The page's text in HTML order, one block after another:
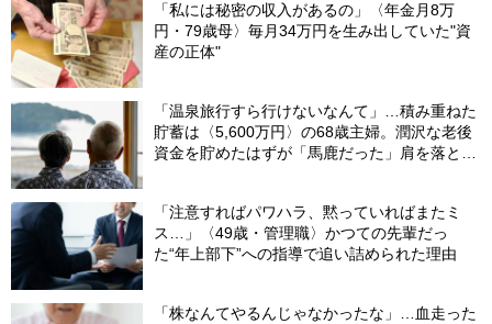
「私には秘密の収入があるの」〈年金月8万
円・79歳母〉毎月34万円を生み出していた"資
産の正体"
「温泉旅行すら行けないなんて」…積み重ねた
貯蓄は〈5,600万円〉の68歳主婦。潤沢な老後
資金を貯めたはずが「馬鹿だった」肩を落とす
「注意すればパワハラ、黙っていればまたミ
ス…」〈49歳・管理職〉かつての先輩だっ
た“年上部下”への指導で追い詰められた理由
「株なんてやるんじゃなかったな」…血走った